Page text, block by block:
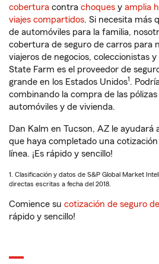
cobertura contra choques y amplia
viajes compartidos. Si necesita más
de automóviles para la familia,
cobertura de seguro de carros para
viajeros de negocios, coleccionistas
State Farm es el proveedor de
grande en los Estados Unidos1.
combinando la compra de las
automóviles y de vivienda.
Dan Kalm en Tucson, AZ le ayudará
que haya completado una
línea. ¡Es rápido y sencillo!
1. Clasificación y datos de S&P Global Market
directas escritas a fecha del 2018.
Comience su cotización de seguro
rápido y sencillo!